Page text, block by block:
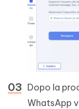
Dopo la
WhatsApp